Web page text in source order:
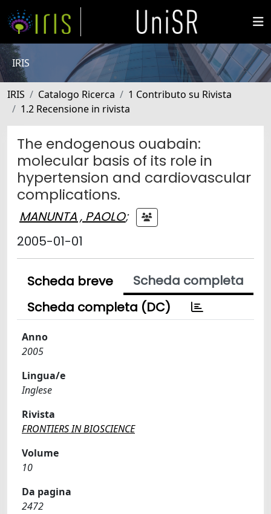
IRIS
IRIS Catalogo Ricerca
1 Contributo su Rivista
1.2 Recensione in rivista
The endogenous ouabain:
molecular basis of its role in
hypertension and cardiovascular
complications.
MANUNTA , PAOLO;
2005-01-01
Scheda breve
Scheda completa
Scheda completa (DC)
Anno
2005
Lingua/e
Inglese
Rivista
FRONTIERS IN BIOSCIENCE
Volume
10
Da pagina
2472